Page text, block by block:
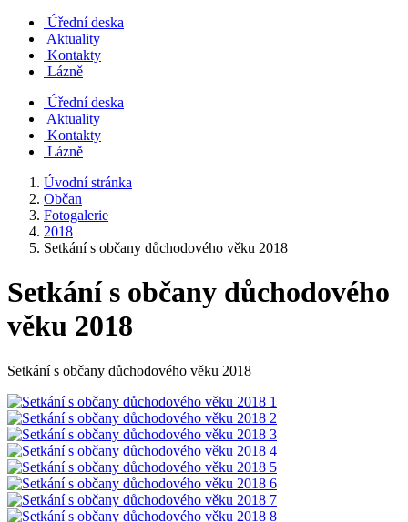
Úřední deska
Aktuality
Kontakty
Lázně
Úřední deska
Aktuality
Kontakty
Lázně
Úvodní stránka
Občan
Fotogalerie
2018
Setkání s občany důchodového věku 2018
Setkání s občany důchodového
věku 2018
Setkání s občany důchodového věku 2018